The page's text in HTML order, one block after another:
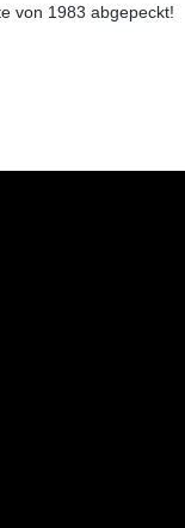
von 1983 abgepeckt!